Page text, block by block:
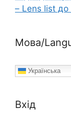
– Lens list до
Мова/
Українська
Вхід